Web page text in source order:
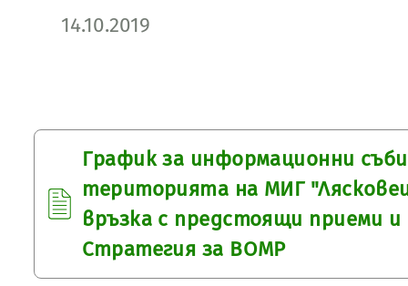
14.10.2019
График за информационни
територията на МИГ
връзка с предстоящи приеми и
Стратегия за ВОМР